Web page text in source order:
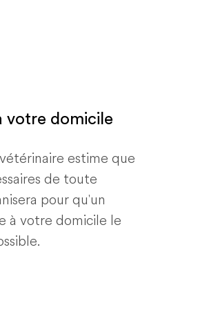
votre domicile
estime que
de toute
pour qu'un
à votre domicile le